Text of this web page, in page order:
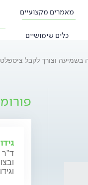
מאמרים מקצועיים
כלים שימושיים
בשמיעה וצורך לקבל
ד"ר